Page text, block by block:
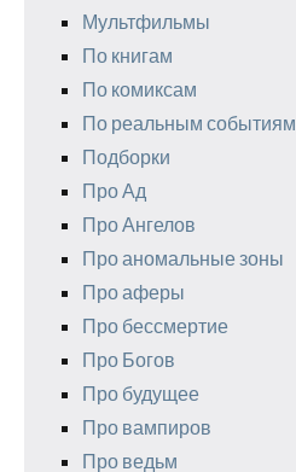
Мультфильмы
По книгам
По комиксам
По реальным событиям
Подборки
Про Ад
Про Ангелов
Про аномальные зоны
Про аферы
Про бессмертие
Про Богов
Про будущее
Про вампиров
Про ведьм